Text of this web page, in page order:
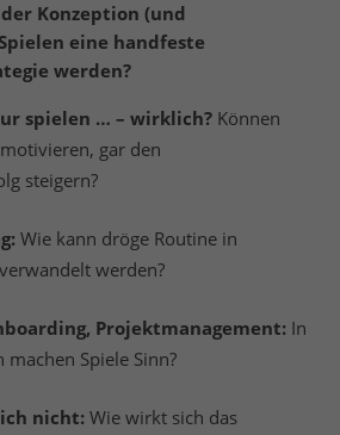
Konzeption (und
eine handfeste
werden?
spielen … – wirklich? Können
gar den
steigern?
Wie kann dröge Routine in
werden?
Projektmanagement: In
Spiele Sinn?
nicht: Wie wirkt sich das